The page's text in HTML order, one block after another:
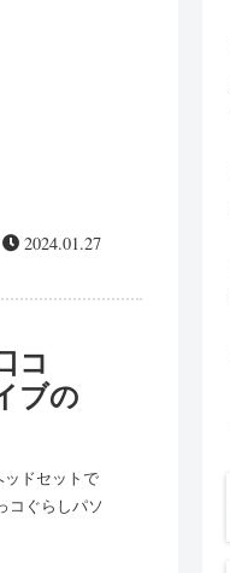
2024.01.27
コ
ブの
ドセットで
コぐらしパソ